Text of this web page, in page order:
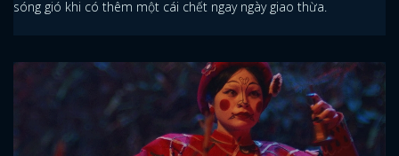
sóng gió khi có thêm một cái chết ngay ngày giao thừa.